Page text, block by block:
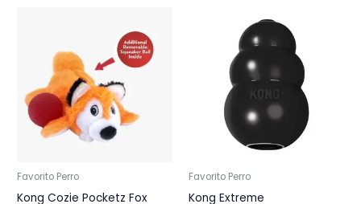
Favorito Perro
Kong Cozie Pocketz Fox
Favorito Perro
Kong Extreme